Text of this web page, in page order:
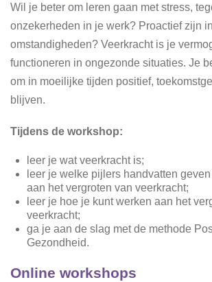
Wil je beter om leren gaan met stress,
onzekerheden in je werk? Proactief zijn
omstandigheden? Veerkracht is je
functioneren in ongezonde situaties. Je
om in moeilijke tijden positief,
blijven.
Tijdens de workshop:
leer je wat veerkracht is;
leer je welke pijlers handvatten
aan het vergroten van veerkracht;
leer je hoe je kunt werken aan het
veerkracht;
ga je aan de slag met de methode
Gezondheid.
Online workshops